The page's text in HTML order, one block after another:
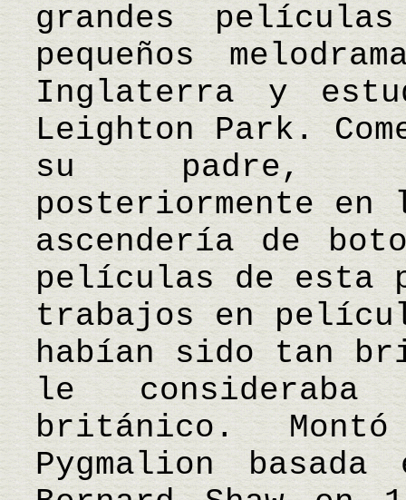
grandes
pequeños
Inglaterra y
Leighton Park.
su padre,
posteriormente en
ascendería de
películas de esta
trabajos en
habían sido tan
le
británico.
Pygmalion